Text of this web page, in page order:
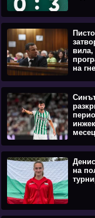
на
на